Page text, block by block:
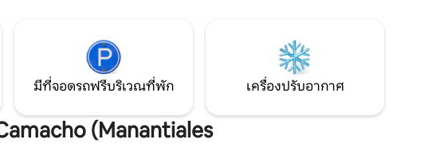
าสตร์ของปวยบลาในไม่กี่
มีที่จอดรถฟรีบริเวณที่พัก เครื่องปรับอากาศ
(Manantiales